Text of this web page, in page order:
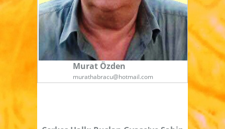
Murat Özden
murathabracu@hotmail.com